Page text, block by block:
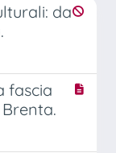
da
fascia